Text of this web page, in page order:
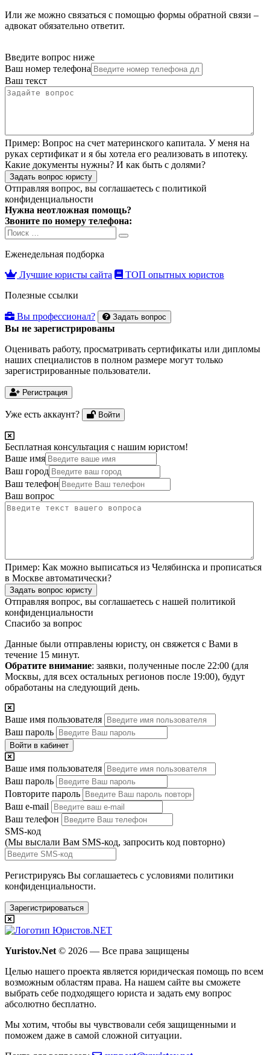
Или же можно связаться с помощью формы обратной связи –
адвокат обязательно ответит.
Введите вопрос ниже
Ваш номер телефона
Ваш текст
Пример: Вопрос на счет материнского капитала. У меня на
руках сертификат и я бы хотела его реализовать в ипотеку.
Какие документы нужны? И как быть с долями?
Задать вопрос юристу
Отправляя вопрос, вы соглашаетесь с политикой
конфиденциальности
Нужна неотложная помощь?
Звоните по номеру телефона:
Search
for:
Search
Еженедельная подборка
Лучшие юристы сайта
ТОП опытных юристов
Полезные ссылки
Вы профессионал? Задать вопрос
Вы не зарегистрированы
Оценивать работу, просматривать сертификаты или дипломы
наших специалистов в полном размере могут только
зарегистрированные пользователи.
Регистрация
Уже есть аккаунт? Войти
Бесплатная консультация с нашим юристом!
Ваше имя
Ваш город
Ваш телефон
Ваш вопрос
Пример: Как можно выписаться из Челябинска и прописаться
в Москве автоматически?
Задать вопрос юристу
Отправляя вопрос, вы соглашаетесь с нашей политикой
конфиденциальности
Спасибо за вопрос
Данные были отправлены юристу, он свяжется с Вами в
течение 15 минут.
Обратите внимание: заявки, полученные после 22:00 (для
Москвы, для всех остальных регионов после 19:00), будут
обработаны на следующий день.
Ваше имя пользователя
Ваш пароль
Войти в кабинет
Ваше имя пользователя
Ваш пароль
Повторите пароль
Ваш e-mail
Ваш телефон
SMS-код
(Мы выслали Вам SMS-код, запросить код повторно)
Регистрируясь Вы соглашаетесь с условиями политики
конфиденциальности.
Зарегистрироваться
Yuristov.Net © 2026 — Все права защищены
Целью нашего проекта является юридическая помощь по всем
возможным областям права. На нашем сайте вы сможете
выбрать себе подходящего юриста и задать ему вопрос
абсолютно бесплатно.
Мы хотим, чтобы вы чувствовали себя защищенными и
поможем даже в самой сложной ситуации.